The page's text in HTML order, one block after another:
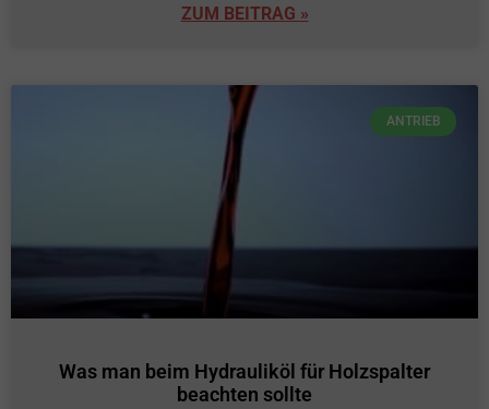
ZUM BEITRAG »
ANTRIEB
Was man beim Hydrauliköl für Holzspalter
beachten sollte